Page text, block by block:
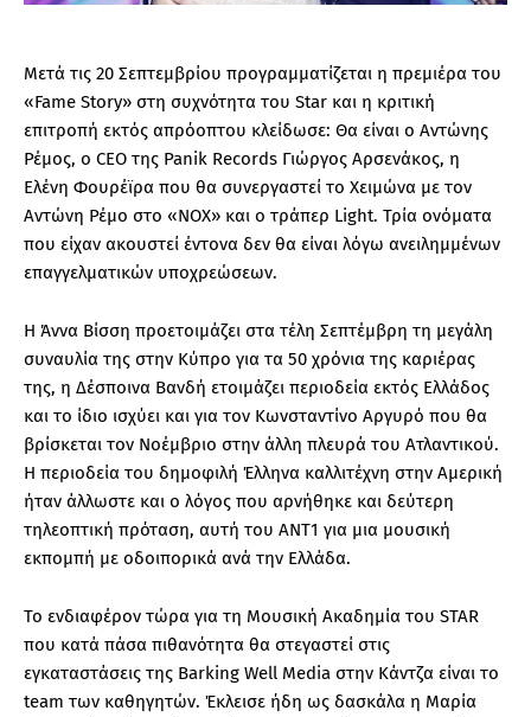
Μετά τις 20 Σεπτεμβρίου προγραμματίζεται η πρεμιέρα του
«Fame Story» στη συχνότητα του Star και η κριτική
επιτροπή εκτός απρόοπτου κλείδωσε: Θα είναι ο Αντώνης
Ρέμος, o CEO της Panik Records Γιώργος Αρσενάκος, η
Ελένη Φουρέϊρα που θα συνεργαστεί το Χειμώνα με τον
Αντώνη Ρέμο στο «NOX» και ο τράπερ Light. Τρία ονόματα
που είχαν ακουστεί έντονα δεν θα είναι λόγω ανειλημμένων
επαγγελματικών υποχρεώσεων.
Η Άννα Βίσση προετοιμάζει στα τέλη Σεπτέμβρη τη μεγάλη
συναυλία της στην Κύπρο για τα 50 χρόνια της καριέρας
της, η Δέσποινα Βανδή ετοιμάζει περιοδεία εκτός Ελλάδος
και το ίδιο ισχύει και για τον Κωνσταντίνο Αργυρό που θα
βρίσκεται τον Νοέμβριο στην άλλη πλευρά του Ατλαντικού.
Η περιοδεία του δημοφιλή Έλληνα καλλιτέχνη στην Αμερική
ήταν άλλωστε και ο λόγος που αρνήθηκε και δεύτερη
τηλεοπτική πρόταση, αυτή του ΑΝΤ1 για μια μουσική
εκπομπή με οδοιπορικά ανά την Ελλάδα.
Το ενδιαφέρον τώρα για τη Μουσική Ακαδημία του STAR
που κατά πάσα πιθανότητα θα στεγαστεί στις
εγκαταστάσεις της Barking Well Media στην Κάντζα είναι το
team των καθηγητών. Έκλεισε ήδη ως δασκάλα η Μαρία